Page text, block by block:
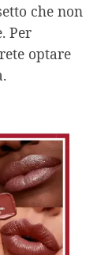
che non
Per
optare